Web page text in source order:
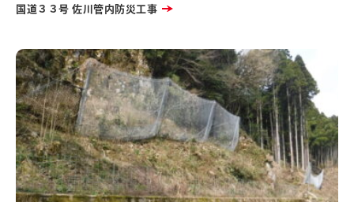
国道３３号 佐川管内防災工事